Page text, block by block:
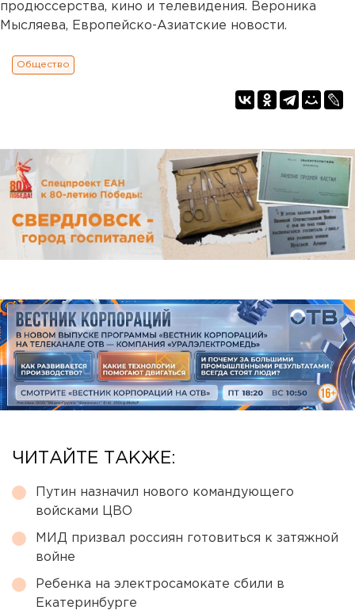
продюссерства, кино и телевидения. Вероника
Мысляева, Европейско-Азиатские новости.
Общество
ЧИТАЙТЕ ТАКЖЕ:
Путин назначил нового командующего
войсками ЦВО
МИД призвал россиян готовиться к затяжной
войне
Ребенка на электросамокате сбили в
Екатеринбурге